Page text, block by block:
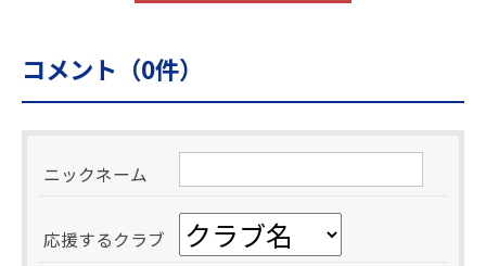
コメント（0件）
ニックネーム
応援するクラブ